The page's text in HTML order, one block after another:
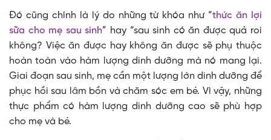
Đó cũng chính là lý do những từ khóa như “thức ăn lợi
sữa cho mẹ sau sinh” hay “sau sinh có ăn được quả roi
không? Việc ăn được hay không ăn được sẽ phụ thuộc
hoàn toàn vào hàm lượng dinh dưỡng mà nó mang lại.
Giai đoạn sau sinh, mẹ cần một lượng lớn dinh dưỡng để
phục hồi sau lâm bồn và chăm sóc em bé. Vì vậy, những
thực phẩm có hàm lượng dinh dưỡng cao sẽ phù hợp
cho mẹ và bé.